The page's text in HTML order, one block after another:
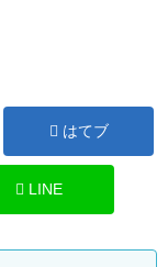
はてブ
LINE